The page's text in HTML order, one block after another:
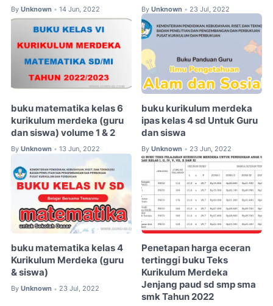
By Unknown • 14 Jun, 2022 By Unknown • 23 Jul, 2022
buku matematika kelas 6
kurikulum merdeka (guru
dan siswa) volume 1 & 2
By Unknown • 13 Jun, 2022
buku kurikulum merdeka
ipas kelas 4 sd Untuk Guru
dan siswa
By Unknown • 23 Jun, 2022
buku matematika kelas 4
Kurikulum Merdeka (guru
& siswa)
By Unknown • 23 Jul, 2022
Penetapan harga eceran
tertinggi buku Teks
Kurikulum Merdeka
Jenjang paud sd smp sma
smk Tahun 2022